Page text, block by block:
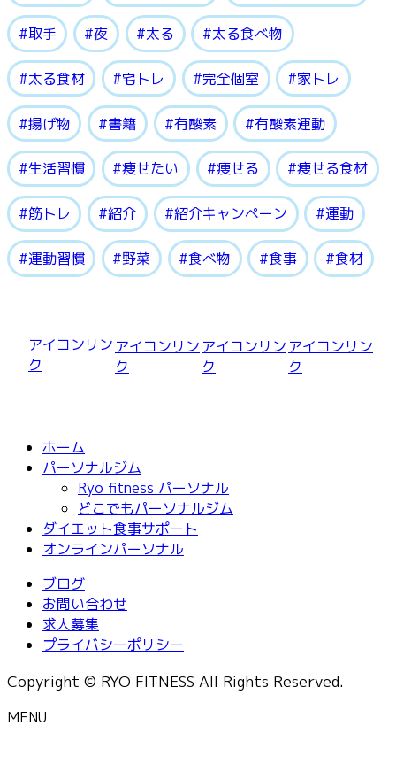
取手 夜 太る 太る食べ物
太る食材 宅トレ 完全個室 家トレ
揚げ物 書籍 有酸素 有酸素運動
生活習慣 痩せたい 痩せる 痩せる食材
筋トレ 紹介 紹介キャンペーン 運動
運動習慣 野菜 食べ物 食事 食材
アイコンリン
ク
アイコンリン
ク
アイコンリン
ク
アイコンリン
ク
ホーム
パーソナルジム
Ryo fitness パーソナル
どこでもパーソナルジム
ダイエット食事サポート
オンラインパーソナル
ブログ
お問い合わせ
求人募集
プライバシーポリシー
Copyright © RYO FITNESS All Rights Reserved.
MENU